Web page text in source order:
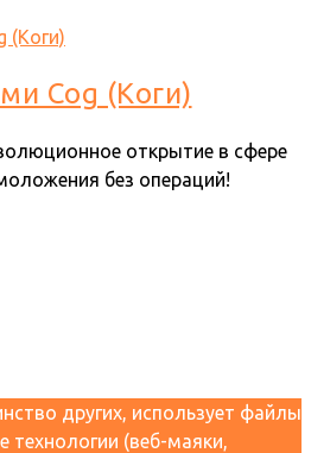
Сog (Коги)
открытие в сфере
без операций!
других, использует файлы
технологии (веб-маяки,